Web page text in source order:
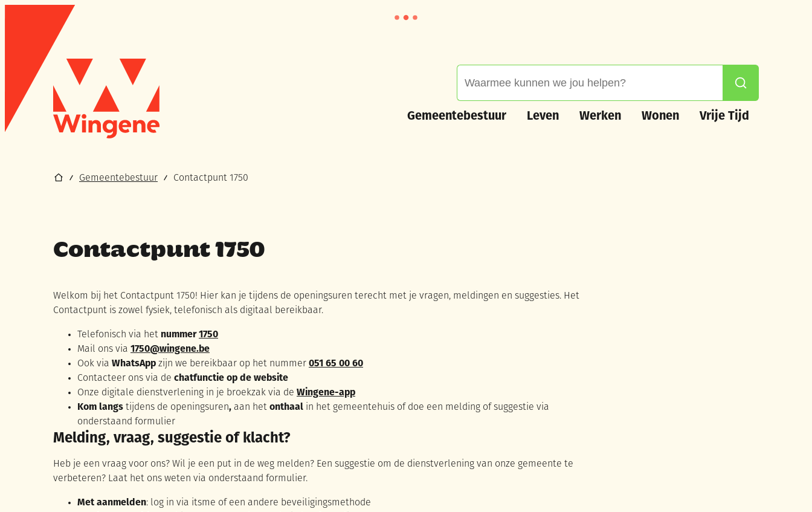
Naar inhoud
Wingene
Zoeken
Gemeentebestuur Leven Werken Wonen
Vrije Tijd
Vrije Tijd
Startpagina
Gemeentebestuur Contactpunt 1750
Contactpunt 1750
Welkom bij het Contactpunt 1750! Hier kan je tijdens de openingsuren terecht met je vragen, meldingen en suggesties. Het
Contactpunt is zowel fysiek, telefonisch als digitaal bereikbaar.
Telefonisch via het nummer1750
Mail ons via 1750@wingene.be
Ook via WhatsApp zijn we bereikbaar op het nummer 051 65 00 60
Contacteer ons via de chatfunctie op de website
Onze digitale dienstverlening in je broekzak via de Wingene-app
Kom langs tijdens de openingsuren, aan het onthaal in het gemeentehuis of doe een melding of suggestie via
onderstaand formulier
Melding, vraag, suggestie of klacht?
Heb je een vraag voor ons? Wil je een put in de weg melden? Een suggestie om de dienstverlening van onze gemeente te
verbeteren? Laat het ons weten via onderstaand formulier.
Met aanmelden: log in via itsme of een andere beveiligingsmethode